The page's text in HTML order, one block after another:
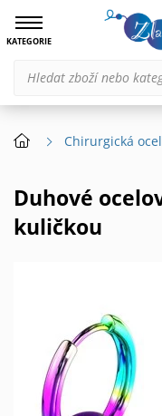
KATEGORIE
Chirurgická ocel
Duhové ocelové náušnice - kroužky s
kuličkou